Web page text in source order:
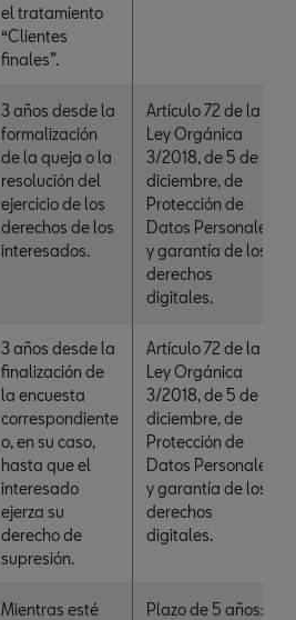
el tratamiento
“Clientes
finales”.
3 años desde la
formalización
de la queja o la
resolución del
ejercicio de los
derechos de los
interesados.
Artículo 72 de la
Ley Orgánica
3/2018, de 5 de
diciembre, de
Protección de
Datos Personales
y garantía de los
derechos
digitales.
3 años desde la
finalización de
la encuesta
correspondiente
o, en su caso,
hasta que el
interesado
ejerza su
derecho de
supresión.
Artículo 72 de la
Ley Orgánica
3/2018, de 5 de
diciembre, de
Protección de
Datos Personales
y garantía de los
derechos
digitales.
Mientras esté
Plazo de 5 años: